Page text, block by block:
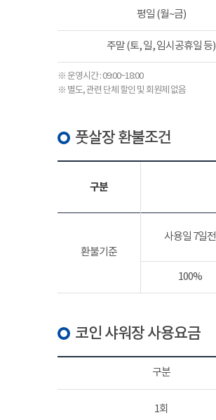
평일 (월~금)
주말 (토, 일, 임시공휴일 등)
※ 운영시간 : 09:00~18:00
※ 별도, 관련 단체 할인 및 회원제 없음
풋살장 환불조건
구분
환불기준
사용일 7일전
100%
코인 샤워장 사용요금
구분
1회